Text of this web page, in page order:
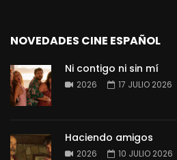
NOVEDADES CINE ESPAÑOL
Ni contigo ni sin mí
2026 17 JULIO 2026
Haciendo amigos
2026 10 JULIO 2026